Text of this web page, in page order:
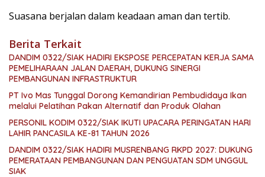
Suasana berjalan dalam keadaan aman dan tertib.
Berita Terkait
DANDIM 0322/SIAK HADIRI EKSPOSE PERCEPATAN KERJA SAMA
PEMELIHARAAN JALAN DAERAH, DUKUNG SINERGI
PEMBANGUNAN INFRASTRUKTUR
PT Ivo Mas Tunggal Dorong Kemandirian Pembudidaya Ikan
melalui Pelatihan Pakan Alternatif dan Produk Olahan
PERSONIL KODIM 0322/SIAK IKUTI UPACARA PERINGATAN HARI
LAHIR PANCASILA KE-81 TAHUN 2026
DANDIM 0322/SIAK HADIRI MUSRENBANG RKPD 2027: DUKUNG
PEMERATAAN PEMBANGUNAN DAN PENGUATAN SDM UNGGUL
SIAK